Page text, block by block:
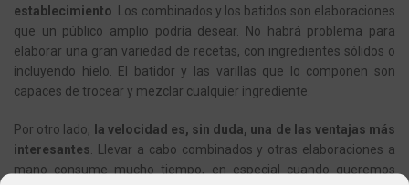
establecimiento. Los combinados y los batidos son elaboraciones
que un público amplio podría desear. No habrá problema para
elaborar una gran variedad de recetas, con ingredientes sólidos o
incluyendo hielo. El batidor y las varillas que lo componen son
capaces de trocear y mezclar cualquier ingrediente.
Por otro lado,
la velocidad es, sin duda, una de las ventajas más
interesantes. Llevar a cabo combinados y otras elaboraciones a
mano consume mucho tiempo, en especial cuando queremos